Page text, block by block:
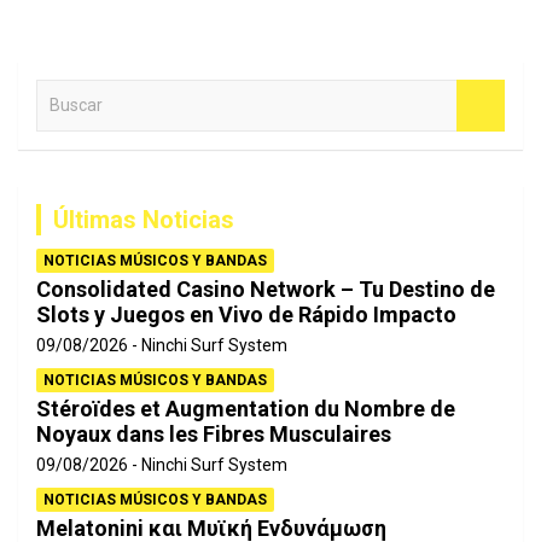
Últimas Noticias
NOTICIAS MÚSICOS Y BANDAS
Consolidated Casino Network – Tu Destino de
Slots y Juegos en Vivo de Rápido Impacto
09/08/2026 Ninchi Surf System
NOTICIAS MÚSICOS Y BANDAS
Stéroïdes et Augmentation du Nombre de
Noyaux dans les Fibres Musculaires
09/08/2026 Ninchi Surf System
NOTICIAS MÚSICOS Y BANDAS
Melatonini και Μυϊκή Ενδυνάμωση